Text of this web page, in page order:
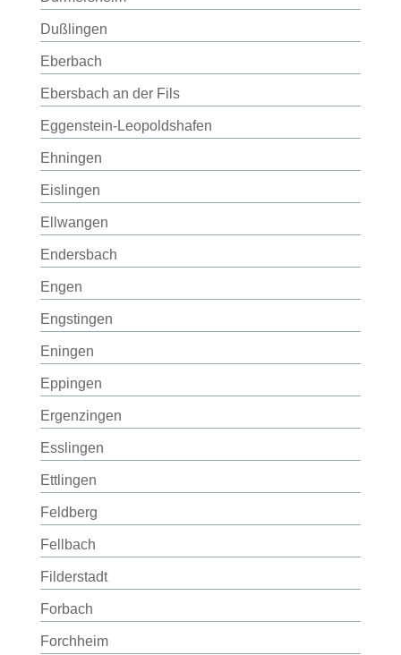
Dußlingen
Eberbach
Ebersbach an der Fils
Eggenstein-Leopoldshafen
Ehningen
Eislingen
Ellwangen
Endersbach
Engen
Engstingen
Eningen
Eppingen
Ergenzingen
Esslingen
Ettlingen
Feldberg
Fellbach
Filderstadt
Forbach
Forchheim